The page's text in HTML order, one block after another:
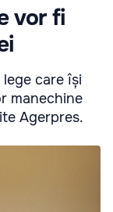
vor fi
care își
manechine
Agerpres.